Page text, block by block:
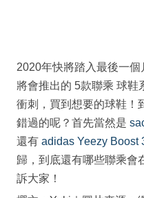
2020年快將踏入最後一
將會推出的 5款聯乘 球鞋
衝刺，買到想要的球鞋！
錯過的呢？首先當然是
還有 adidas Yeezy Boost
歸，到底還有哪些聯乘會
訴大家！